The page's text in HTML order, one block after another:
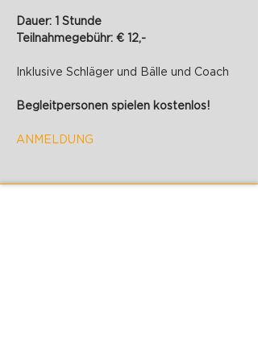
Dauer: 1 Stunde
Teilnahmegebühr: € 12,-
Inklusive Schläger und Bälle und Coach
Begleitpersonen spielen kostenlos!
ANMELDUNG